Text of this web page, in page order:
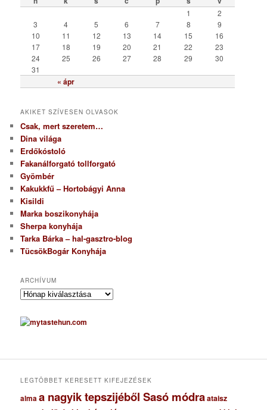
r
« ápr
1
2
3
4 5 6 7 8
9
10
11 12 13 14 15
16
17
18 19 20 21 22
23
24
25 26 27 28 29
30
31
AKIKET SZÍVESEN OLVASOK
Csak, mert szeretem…
Dina világa
Erdőkóstoló
Fakanálforgató tollforgató
Gyömbér
Kakukkfű – Hortobágyi Anna
Kisildi
Marka boszikonyhája
Sherpa konyhája
Tarka Bárka – hal-gasztro-blog
TücsökBogár Konyhája
ARCHÍVUM
A
c
h
u
LEGTÖBBET KERESETT KIFEJEZÉSEK
almaa nagyik tepszijéből Sasó módraataisz